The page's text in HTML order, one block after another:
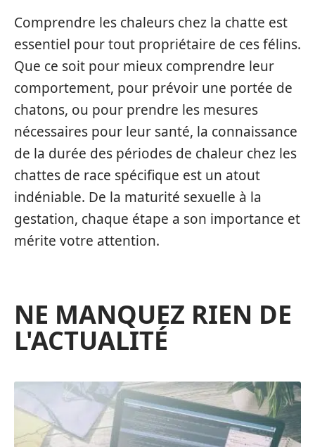
Comprendre les chaleurs chez la chatte est
essentiel pour tout propriétaire de ces félins.
Que ce soit pour mieux comprendre leur
comportement, pour prévoir une portée de
chatons, ou pour prendre les mesures
nécessaires pour leur santé, la connaissance
de la durée des périodes de chaleur chez les
chattes de race spécifique est un atout
indéniable. De la maturité sexuelle à la
gestation, chaque étape a son importance et
mérite votre attention.
NE MANQUEZ RIEN DE
L'ACTUALITÉ